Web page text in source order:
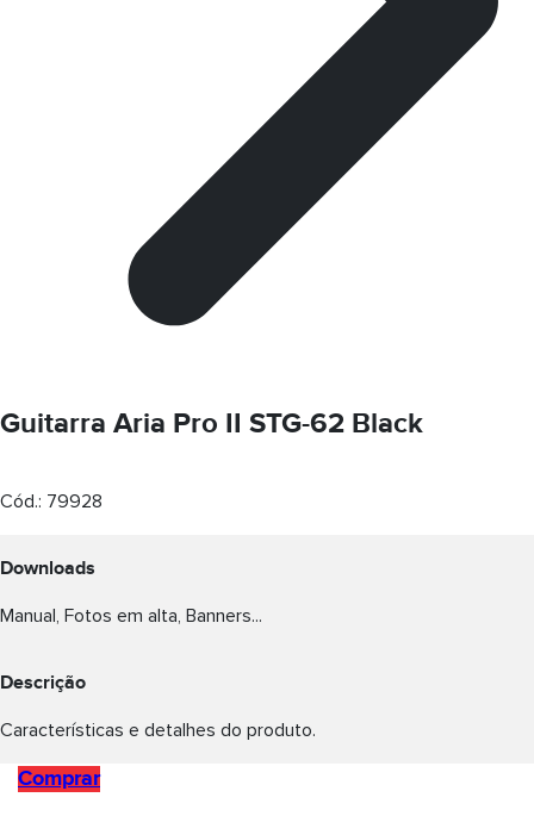
Guitarra Aria Pro II STG-62 Black
Cód.: 79928
Downloads
Manual, Fotos em alta, Banners...
Descrição
Características e detalhes do produto.
Comprar